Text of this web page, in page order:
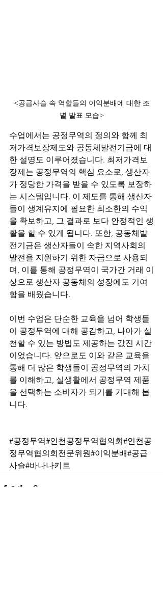
<공급사슬 속 역할들의 이익분배에 대한 조
별 발표 모습>
수업에서는 공정무역의 정의와 함께 최
저가격보장제도와 공동체발전기금에 대
한 설명도 이루어졌습니다. 최저가격보
장제는 공정무역의 핵심 요소로, 생산자
가 정당한 가격을 받을 수 있도록 보장하
는 시스템입니다. 이 제도를 통해 생산자
들이 생계유지에 필요한 최소한의 수익
을 확보하고, 그 결과로 보다 안정적인 생
활을 할 수 있게 됩니다. 또한, 공동체발
전기금은 생산자들이 속한 지역사회의
발전을 지원하기 위한 자금으로 사용되
며, 이를 통해 공정무역이 국가간 거래 이
상으로 생산자 공동체의 성장에도 기여
함을 배웠습니다.
이번 수업은 단순한 교육을 넘어 학생들
이 공정무역에 대해 공감하고, 나아가 실
천할 수 있는 방법도 제공하는 값진 시간
이었습니다. 앞으로도 이와 같은 교육을
통해 더 많은 학생들이 공정무역의 가치
를 이해하고, 실생활에서 공정무역 제품
을 선택하는 소비자가 되기를 기대해 봅
니다.
#공정무역#인천공정무역협의회#인천공
정무역협의회전문위원#이익분배#공급
사슬#바나나키트